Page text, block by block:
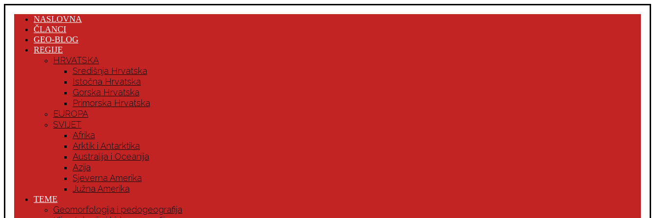
NASLOVNA
ČLANCI
GEO-BLOG
REGIJE
HRVATSKA
Središnja Hrvatska
Istočna Hrvatska
Gorska Hrvatska
Primorska Hrvatska
EUROPA
SVIJET
Afrika
Arktik i Antarktika
Australija i Oceanija
Azija
Sjeverna Amerika
Južna Amerika
TEME
Geomorfologija i pedogeografija